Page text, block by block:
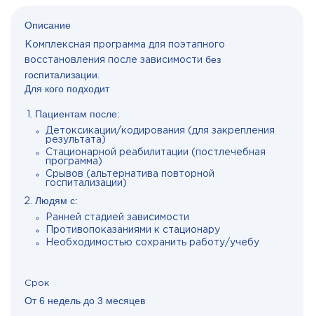
Описание
Комплексная программа для поэтапного
восстановления после зависимости без
госпитализации
Для кого подходит
Пациентам после:
Детоксикации/кодирования (для закрепления
результата)
Стационарной реабилитации (постлечебная
программа)
Срывов (альтернатива повторной
госпитализации)
Людям с:
Ранней стадией зависимости
Противопоказаниями к стационару
Необходимостью сохранить работу/учебу
Срок
От 6 недель до 3 месяцев